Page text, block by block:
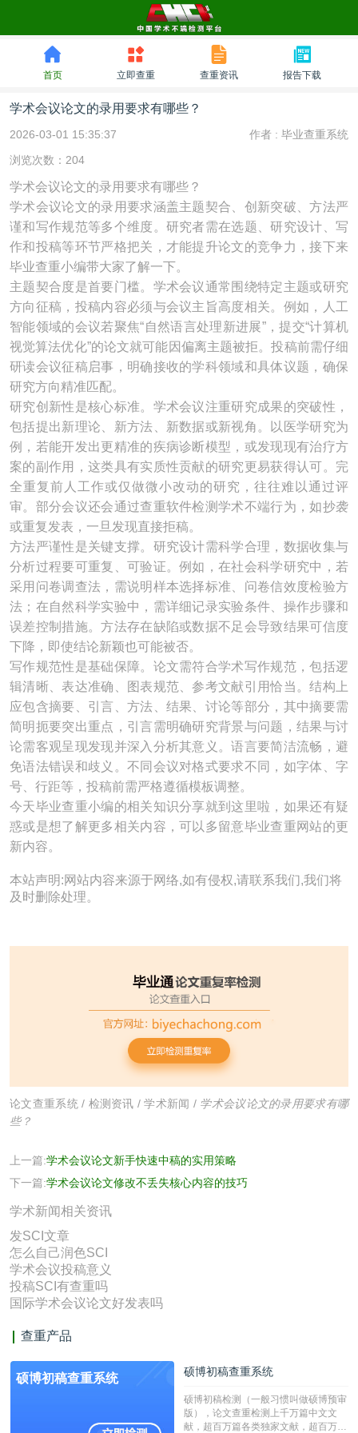
首页 立即查重 查重资讯 报告下载
学术会议论文的录用要求有哪些？
2026-03-01 15:35:37 作者 : 毕业查重系统
浏览次数：204
学术会议论文的录用要求有哪些？
学术会议论文的录用要求涵盖主题契合、创新突破、方法严
谨和写作规范等多个维度。研究者需在选题、研究设计、写
作和投稿等环节严格把关，才能提升论文的竞争力，接下来
毕业查重小编带大家了解一下。
主题契合度是首要门槛。学术会议通常围绕特定主题或研究
方向征稿，投稿内容必须与会议主旨高度相关。例如，人工
智能领域的会议若聚焦“自然语言处理新进展”，提交“计算机
视觉算法优化”的论文就可能因偏离主题被拒。投稿前需仔细
研读会议征稿启事，明确接收的学科领域和具体议题，确保
研究方向精准匹配。
研究创新性是核心标准。学术会议注重研究成果的突破性，
包括提出新理论、新方法、新数据或新视角。以医学研究为
例，若能开发出更精准的疾病诊断模型，或发现现有治疗方
案的副作用，这类具有实质性贡献的研究更易获得认可。完
全重复前人工作或仅做微小改动的研究，往往难以通过评
审。部分会议还会通过查重软件检测学术不端行为，如抄袭
或重复发表，一旦发现直接拒稿。
方法严谨性是关键支撑。研究设计需科学合理，数据收集与
分析过程要可重复、可验证。例如，在社会科学研究中，若
采用问卷调查法，需说明样本选择标准、问卷信效度检验方
法；在自然科学实验中，需详细记录实验条件、操作步骤和
误差控制措施。方法存在缺陷或数据不足会导致结果可信度
下降，即使结论新颖也可能被否。
写作规范性是基础保障。论文需符合学术写作规范，包括逻
辑清晰、表达准确、图表规范、参考文献引用恰当。结构上
应包含摘要、引言、方法、结果、讨论等部分，其中摘要需
简明扼要突出重点，引言需明确研究背景与问题，结果与讨
论需客观呈现发现并深入分析其意义。语言要简洁流畅，避
免语法错误和歧义。不同会议对格式要求不同，如字体、字
号、行距等，投稿前需严格遵循模板调整。
今天毕业查重小编的相关知识分享就到这里啦，如果还有疑
惑或是想了解更多相关内容，可以多留意毕业查重网站的更
新内容。
本站声明:网站内容来源于网络,如有侵权,请联系我们,我们将
及时删除处理。
论文查重系统/ 检测资讯 /学术新闻 / 学术会议论文的录用要求有哪
些？
上一篇:学术会议论文新手快速中稿的实用策略
下一篇:学术会议论文修改不丢失核心内容的技巧
学术新闻相关资讯
发SCI文章
怎么自己润色SCI
学术会议投稿意义
投稿SCI有查重吗
国际学术会议论文好发表吗
查重产品
硕博初稿查重系统 硕博初稿查重系统
硕博初稿检测（一般习惯叫做硕博预审
版），论文查重检测上千万篇中文文
献，超百万篇各类独家文献，超百万港